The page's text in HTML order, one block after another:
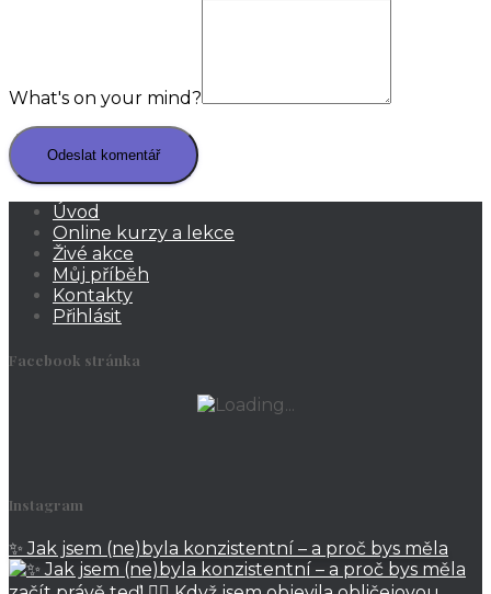
What's on your mind?
Úvod
Online kurzy a lekce
Živé akce
Můj příběh
Kontakty
Přihlásit
Facebook stránka
Instagram
✨ Jak jsem (ne)byla konzistentní – a proč bys měla